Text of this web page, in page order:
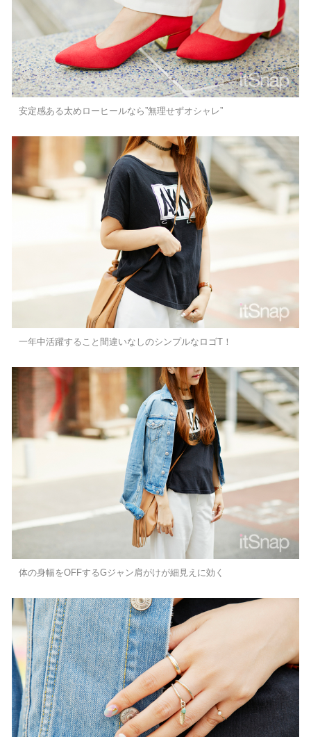
安定感ある太めローヒールなら”無理せずオシャレ”
一年中活躍すること間違いなしのシンプルなロゴT！
体の身幅をOFFするGジャン肩がけが細見えに効く